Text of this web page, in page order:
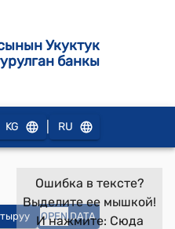
Укуктук
банкы
KG RU
OPEN DATA
Ошибка в тексте?
Выделите ее мышкой!
И нажмите: Сюда